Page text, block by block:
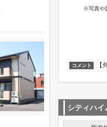
※写真や
コメント 【
シティハイ